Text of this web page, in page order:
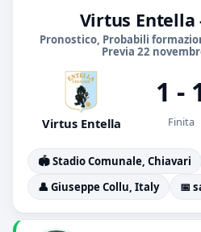
Virtus Entella
Pronostico, Probabili
Previa 22
Virtus Entella
1 -
Finita
🏟️ Stadio Comunale, Chiavari
👤 Giuseppe Collu, Italy
📅